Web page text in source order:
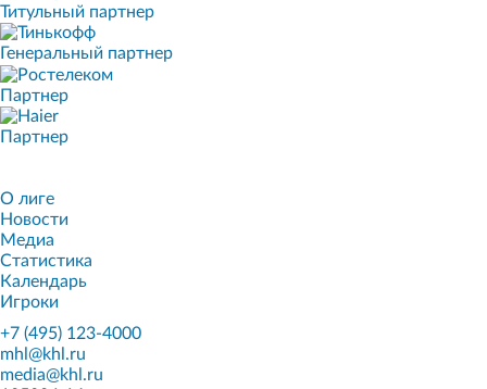
Титульный партнер
Генеральный партнер
Партнер
Партнер
О лиге
Новости
Медиа
Статистика
Календарь
Игроки
+7 (495) 123-4000
mhl@khl.ru
media@khl.ru